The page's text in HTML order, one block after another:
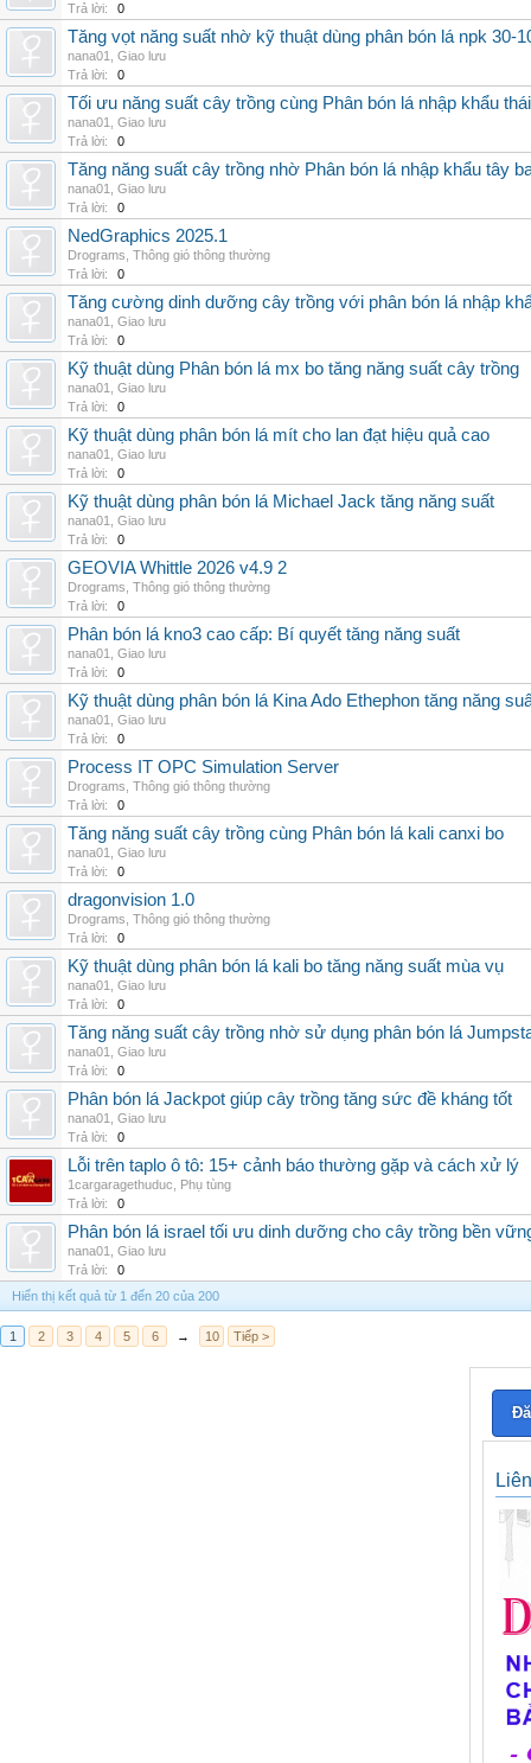
Trả lời:
0
Tăng vọt năng suất nhờ kỹ thuật dùng phân bón lá npk 30-
nana01
Giao lưu
Trả lời:
0
Tối ưu năng suất cây trồng cùng Phân bón lá nhập khẩu
nana01
Giao lưu
Trả lời:
0
Tăng năng suất cây trồng nhờ Phân bón lá nhập khẩu tây
nana01
Giao lưu
Trả lời:
0
NedGraphics 2025.1
Drograms Thông gió thông thường
Trả lời:
0
Tăng cường dinh dưỡng cây trồng với phân bón lá nhập
nana01
Giao lưu
Trả lời:
0
Kỹ thuật dùng Phân bón lá mx bo tăng năng suất cây trồng
nana01
Giao lưu
Trả lời:
0
Kỹ thuật dùng phân bón lá mít cho lan đạt hiệu quả cao
nana01
Giao lưu
Trả lời:
0
Kỹ thuật dùng phân bón lá Michael Jack tăng năng suất
nana01
Giao lưu
Trả lời:
0
GEOVIA Whittle 2026 v4.9 2
Drograms Thông gió thông thường
Trả lời:
0
Phân bón lá kno3 cao cấp: Bí quyết tăng năng suất
nana01
Giao lưu
Trả lời:
0
Kỹ thuật dùng phân bón lá Kina Ado Ethephon tăng năng
nana01
Giao lưu
Trả lời:
0
Process IT OPC Simulation Server
Drograms Thông gió thông thường
Trả lời:
0
Tăng năng suất cây trồng cùng Phân bón lá kali canxi bo
nana01
Giao lưu
Trả lời:
0
dragonvision 1.0
Drograms Thông gió thông thường
Trả lời:
0
Kỹ thuật dùng phân bón lá kali bo tăng năng suất mùa vụ
nana01
Giao lưu
Trả lời:
0
Tăng năng suất cây trồng nhờ sử dụng phân bón lá
nana01
Giao lưu
Trả lời:
0
Phân bón lá Jackpot giúp cây trồng tăng sức đề kháng tốt
nana01
Giao lưu
Trả lời:
0
Lỗi trên taplo ô tô: 15+ cảnh báo thường gặp và cách xử lý
1cargaragethuduc
Phụ tùng
Trả lời:
0
Phân bón lá israel tối ưu dinh dưỡng cho cây trồng bền
nana01
Giao lưu
Trả lời:
0
Hiển thị kết quả từ 1 đến 20 của 200
1 2 3 4 5 6 → 10 Tiếp >